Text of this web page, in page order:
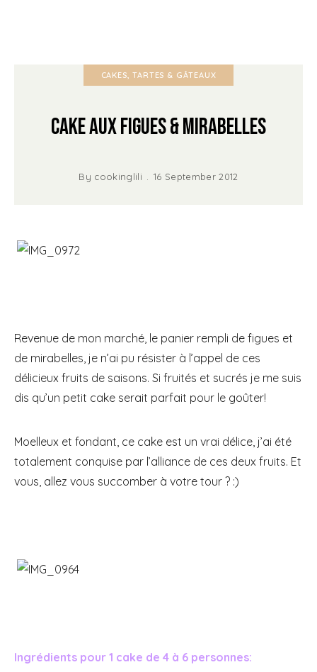
CAKES, TARTES & GÂTEAUX
Cake aux Figues & Mirabelles
By cookinglili 16 September 2012
Revenue de mon marché, le panier rempli de figues et
de mirabelles, je n’ai pu résister à l’appel de ces
délicieux fruits de saisons. Si fruités et sucrés je me suis
dis qu’un petit cake serait parfait pour le goûter!
Moelleux et fondant, ce cake est un vrai délice, j’ai été
totalement conquise par l’alliance de ces deux fruits. Et
vous, allez vous succomber à votre tour ? :)
Ingrédients pour 1 cake de 4 à 6 personnes: